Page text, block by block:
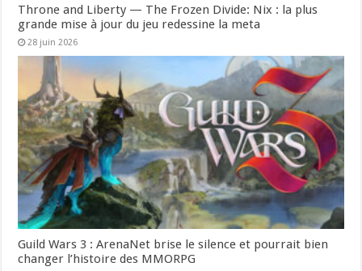
Throne and Liberty — The Frozen Divide: Nix : la plus
grande mise à jour du jeu redessine la meta
28 juin 2026
Guild Wars 3 : ArenaNet brise le silence et pourrait bien
changer l’histoire des MMORPG